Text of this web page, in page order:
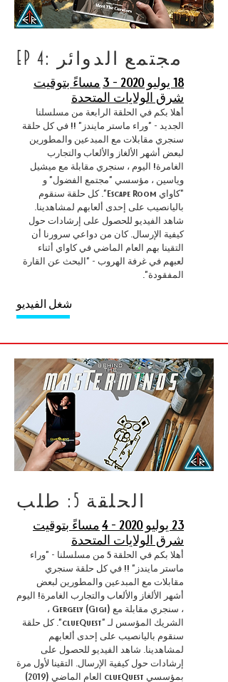
EP 4: مجتمع الدوائر
18 يوليو 2020 - 3
مساءً بتوقيت
شرق الولايات المتحدة
أهلا بكم في الحلقة الرابعة من مسلسلنا
الجديد - "وراء ماستر مايندز" !! في كل حلقة
سنجري مقابلات مع المبدعين والمطورين
لبعض أشهر الألغاز والألعاب والتجارب
الغامرة! اليوم ، سنجري مقابلة مع ميشيل
وياسين ، مؤسسي "مجتمع الفضول" و
"كاواي Escape Room". كل حلقة سنقوم
باليانصيب على إحدى ألعابهم لمشاهدينا.
شاهد الفيديو للحصول على إرشادات حول
كيفية الإرسال. كان من دواعي سرورنا أن
التقينا بهم العام الماضي في كاواي أثناء
لعبهم في غرفة الهروب - "البحث عن القارة
المفقودة".
شغل الفيديو
الحلقة 5: طلب
23 يوليو 2020 - 4
مساءً بتوقيت
شرق الولايات المتحدة
أهلا بكم في الحلقة 5 من مسلسلنا - "وراء
ماستر مايندز" !! في كل حلقة سنجري
مقابلات مع المبدعين والمطورين لبعض
أشهر الألغاز والألعاب والتجارب الغامرة! اليوم
، سنجري مقابلة مع Gergely (Gigi) ،
الشريك المؤسس لـ "clueQuest". كل حلقة
سنقوم باليانصيب على إحدى ألعابهم
لمشاهدينا. شاهد الفيديو للحصول على
إرشادات حول كيفية الإرسال. التقينا لأول مرة
بمؤسسي clueQuest العام الماضي (2019)